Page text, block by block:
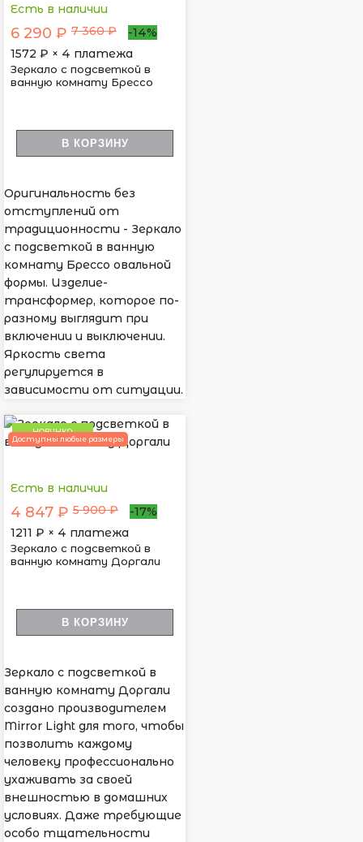
Есть в наличии
6 290 ₽ 7 360 ₽
-14%
1572 ₽ × 4 платежа
Зеркало с подсветкой в
ванную комнату Брессо
В КОРЗИНУ
Оригинальность без
отступлений от
традиционности - Зеркало
с подсветкой в ванную
комнату Брессо овальной
формы. Изделие-
трансформер, которое по-
разному выглядит при
включении и выключении.
Яркость света
регулируется в
зависимости от ситуации.
НОВИНКА
Доступны любые размеры
Есть в наличии
4 847 ₽ 5 900 ₽
-17%
1211 ₽ × 4 платежа
Зеркало с подсветкой в
ванную комнату Доргали
В КОРЗИНУ
Зеркало с подсветкой в
ванную комнату Доргали
создано производителем
Mirror Light для того, чтобы
позволить каждому
человеку профессионально
ухаживать за своей
внешностью в домашних
условиях. Даже требующие
особо тщательности